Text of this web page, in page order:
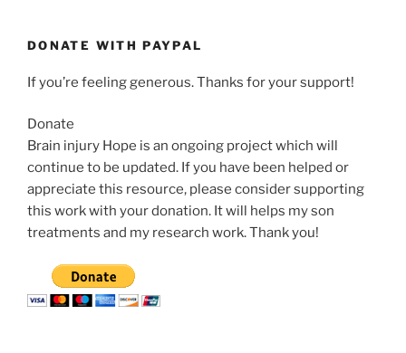
DONATE WITH PAYPAL
If you’re feeling generous. Thanks for your support!
Donate
Brain injury Hope is an ongoing project which will
continue to be updated. If you have been helped or
appreciate this resource, please consider supporting
this work with your donation. It will helps my son
treatments and my research work. Thank you!